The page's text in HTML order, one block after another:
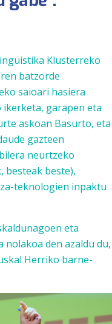
Klusterreko
batzorde
saioari hasiera
garapen eta
askoan Basurto, eta
gazteen
neurtzeko
besteak beste),
teknologien inpaktu
eta
den azaldu du,
Herriko barne-